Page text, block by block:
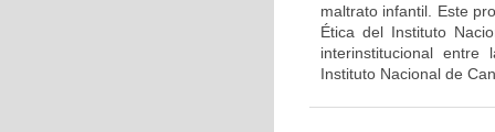
maltrato infantil. Este
Ética del Instituto
interinstitucional entre
Instituto Nacional de